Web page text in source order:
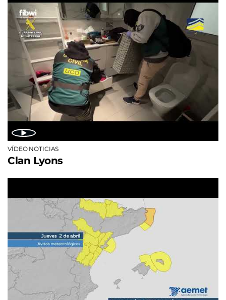
VÍDEO NOTICIAS
Clan Lyons